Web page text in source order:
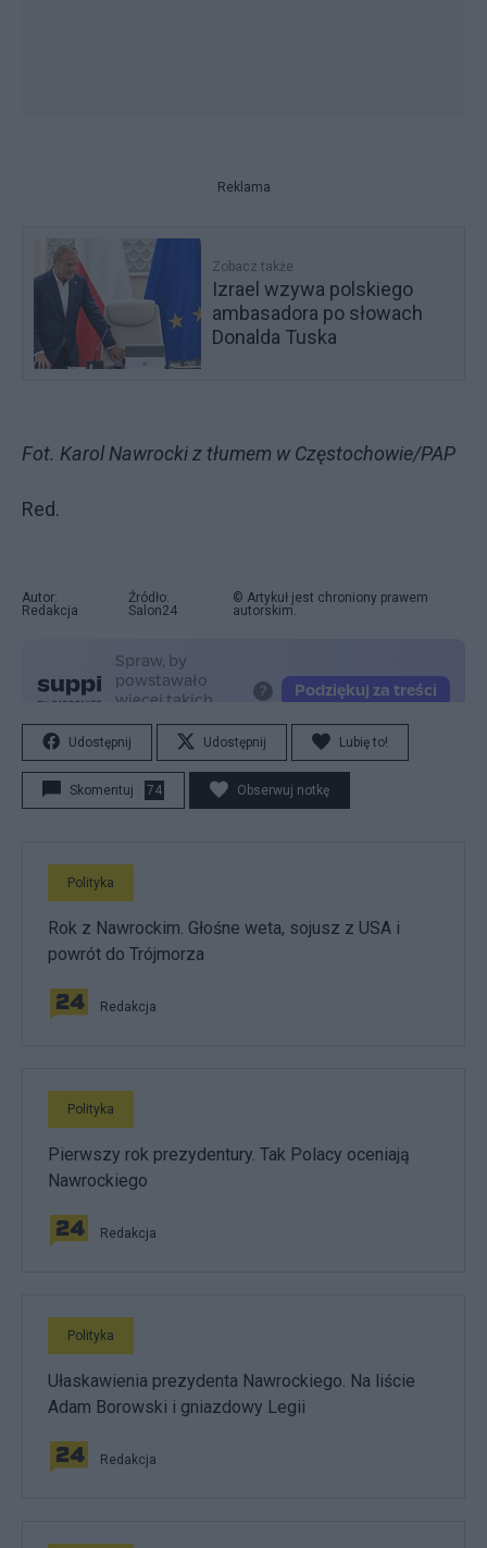
Reklama
Zobacz także
Izrael wzywa polskiego
ambasadora po słowach
Donalda Tuska
Fot. Karol Nawrocki z tłumem w Częstochowie/PAP
Red.
Autor:
Redakcja
Źródło:
Salon24
© Artykuł jest chroniony prawem
autorskim.
Udostępnij Udostępnij Lubię to!
Skomentuj 74 Obserwuj notkę
Polityka
Rok z Nawrockim. Głośne weta, sojusz z USA i
powrót do Trójmorza
Redakcja
Polityka
Pierwszy rok prezydentury. Tak Polacy oceniają
Nawrockiego
Redakcja
Polityka
Ułaskawienia prezydenta Nawrockiego. Na liście
Adam Borowski i gniazdowy Legii
Redakcja